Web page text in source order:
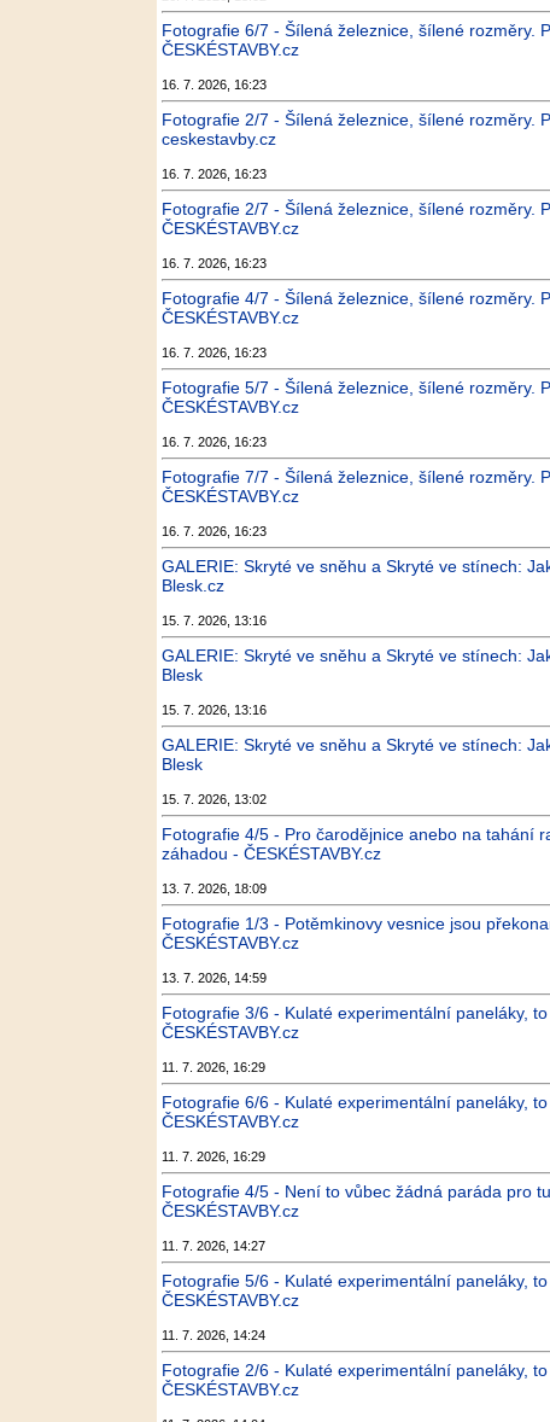
Fotografie 6/7 - Šílená železnice, šílené rozměry.
ČESKÉSTAVBY.cz
16. 7. 2026, 16:23
Fotografie 2/7 - Šílená železnice, šílené rozměry.
ceskestavby.cz
16. 7. 2026, 16:23
Fotografie 2/7 - Šílená železnice, šílené rozměry.
ČESKÉSTAVBY.cz
16. 7. 2026, 16:23
Fotografie 4/7 - Šílená železnice, šílené rozměry.
ČESKÉSTAVBY.cz
16. 7. 2026, 16:23
Fotografie 5/7 - Šílená železnice, šílené rozměry.
ČESKÉSTAVBY.cz
16. 7. 2026, 16:23
Fotografie 7/7 - Šílená železnice, šílené rozměry.
ČESKÉSTAVBY.cz
16. 7. 2026, 16:23
GALERIE: Skryté ve sněhu a Skryté ve stínech:
Blesk.cz
15. 7. 2026, 13:16
GALERIE: Skryté ve sněhu a Skryté ve stínech:
Blesk
15. 7. 2026, 13:16
GALERIE: Skryté ve sněhu a Skryté ve stínech:
Blesk
15. 7. 2026, 13:02
Fotografie 4/5 - Pro čarodějnice anebo na tahání
záhadou - ČESKÉSTAVBY.cz
13. 7. 2026, 18:09
Fotografie 1/3 - Potěmkinovy vesnice jsou
ČESKÉSTAVBY.cz
13. 7. 2026, 14:59
Fotografie 3/6 - Kulaté experimentální paneláky,
ČESKÉSTAVBY.cz
11. 7. 2026, 16:29
Fotografie 6/6 - Kulaté experimentální paneláky,
ČESKÉSTAVBY.cz
11. 7. 2026, 16:29
Fotografie 4/5 - Není to vůbec žádná paráda pro
ČESKÉSTAVBY.cz
11. 7. 2026, 14:27
Fotografie 5/6 - Kulaté experimentální paneláky,
ČESKÉSTAVBY.cz
11. 7. 2026, 14:24
Fotografie 2/6 - Kulaté experimentální paneláky,
ČESKÉSTAVBY.cz